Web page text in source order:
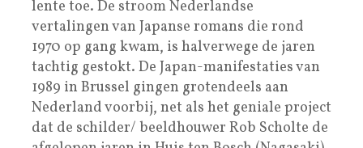
lente toe. De stroom Nederlandse
vertalingen van Japanse romans die rond
1970 op gang kwam, is halverwege de jaren
tachtig gestokt. De Japan-manifestaties van
1989 in Brussel gingen grotendeels aan
Nederland voorbij, net als het geniale project
dat de schilder/ beeldhouwer Rob Scholte de